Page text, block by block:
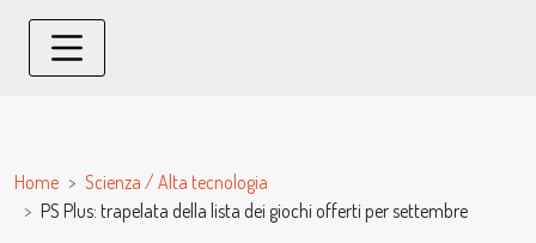
Home
Scienza / Alta tecnologia
PS Plus: trapelata della lista dei giochi offerti per settembre